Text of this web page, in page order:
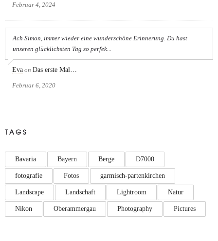
Februar 4, 2024
Ach Simon, immer wieder eine wunderschöne Erinnerung. Du hast
unseren glücklichsten Tag so perfek...
Eva on Das erste Mal…
Februar 6, 2020
TAGS
Bavaria Bayern Berge D7000
fotografie Fotos garmisch-partenkirchen
Landscape Landschaft Lightroom Natur
Nikon Oberammergau Photography Pictures